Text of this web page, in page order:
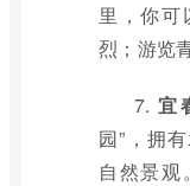
里，你可
烈；游览
7.宜
园”，拥
自然景